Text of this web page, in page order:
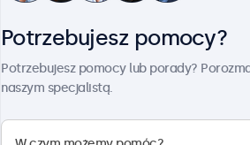
Potrzebujesz pomocy?
Potrzebujesz pomocy lub porady?
naszym specjalistą.